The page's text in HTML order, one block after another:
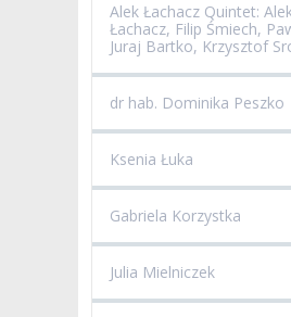
Alek Łachacz Quintet:
Łachacz, Filip Śmiech,
Juraj Bartko, Krzysztof
dr hab. Dominika Peszko
Ksenia Łuka
Gabriela Korzystka
Julia Mielniczek